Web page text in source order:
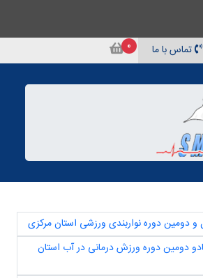
تماس با ما 0
و دومین دوره نواربندی ورزشی استان مرکزی
دومین دوره ورزش درمانی در آب استان